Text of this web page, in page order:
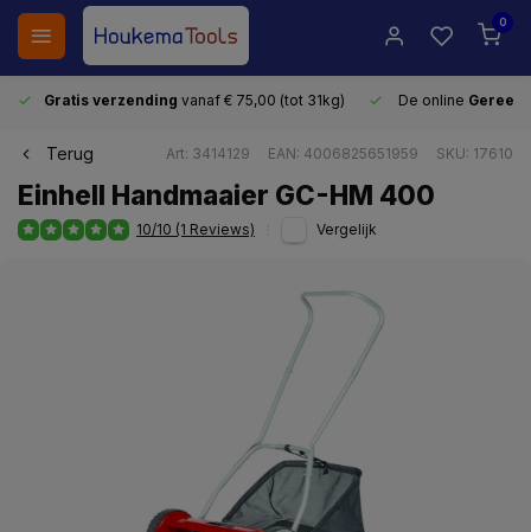
0
Gratis verzending vanaf € 75,00 (tot 31kg) De online
Terug Art: 3414129 EAN: 4006825651959 SKU: 17610
Einhell Handmaaier GC-HM 400
10/10 (1 Reviews) Vergelijk